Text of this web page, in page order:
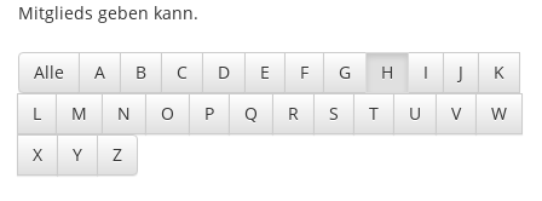
Mitglieds geben kann.
Alle A B C D E F G H I J
K
L
M N O P Q R S T U V
W
X
Y Z